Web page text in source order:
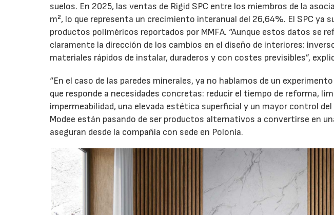
suelos. En 2025, las ventas de Rigid SPC entre los miembros de la
m², lo que representa un crecimiento interanual del 26,64%. El SPC ya
productos poliméricos reportados por MMFA. “Aunque estos datos se
claramente la dirección de los cambios en el diseño de interiores:
materiales rápidos de instalar, duraderos y con costes previsibles”,
“En el caso de las paredes minerales, ya no hablamos de un
que responde a necesidades concretas: reducir el tiempo de reforma,
impermeabilidad, una elevada estética superficial y un mayor control
Modee están pasando de ser productos alternativos a convertirse en
aseguran desde la compañía con sede en Polonia.